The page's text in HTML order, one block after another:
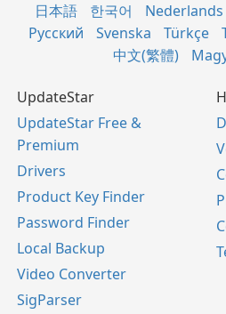
日本語
한국어 Nederlands
Русский
Svenska Türkçe
中文(繁體)
UpdateStar
UpdateStar Free &
Premium
Drivers
Product Key Finder
Password Finder
Local Backup
Video Converter
SigParser